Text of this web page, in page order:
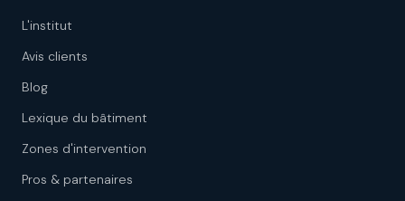
L'institut
Avis clients
Blog
Lexique du bâtiment
Zones d'intervention
Pros & partenaires